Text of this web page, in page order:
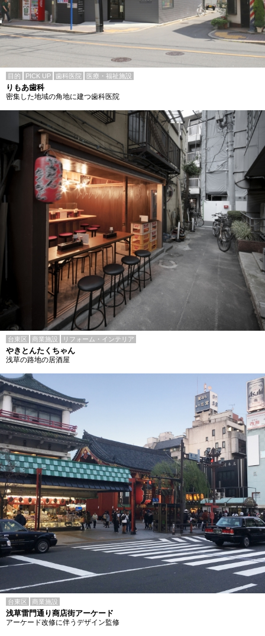
目的 PICK UP 歯科医院 医療・福祉施設
りもあ歯科
密集した地域の角地に建つ歯科医院
台東区 商業施設 リフォーム・インテリア
やきとんたくちゃん
浅草の路地の居酒屋
台東区 商業施設
浅草雷門通り商店街アーケード
アーケード改修に伴うデザイン監修